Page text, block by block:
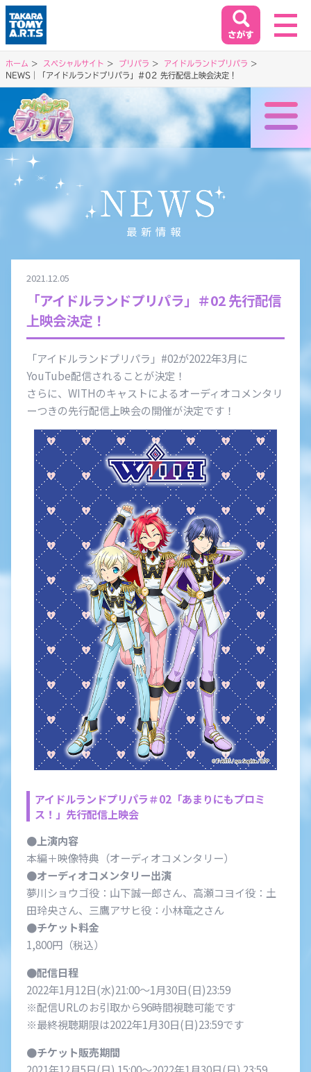
ホーム
HOME
商品情報
PRODUCT
イベント&キャンペーン
お客様相談室
SUPPORT
会社情報 採用情報
プレスリリース よくあるご質問
ビジネスのお客様
閉じる
閉じる
ホーム スペシャルサイト プリパラ
アイドルランドプリパラ
NEWS｜「アイドルランドプリパラ」＃02 先行配信上映会決定！
最新情報
2021.12.05
「アイドルランドプリパラ」＃02 先行配信
上映会決定！
「アイドルランドプリパラ」#02が2022年3月に
YouTube配信されることが決定！
さらに、WITHのキャストによるオーディオコメンタリ
ーつきの先行配信上映会の開催が決定です！
アイドルランドプリパラ＃02「あまりにもプロミ
ス！」先行配信上映会
●上演内容
本編＋映像特典（オーディオコメンタリー）
●オーディオコメンタリー出演
夢川ショウゴ役：山下誠一郎さん、高瀬コヨイ役：土
田玲央さん、三鷹アサヒ役：小林竜之さん
●チケット料金
1,800円（税込）
●配信日程
2022年1月12日(水)21:00～1月30日(日)23:59
※配信URLのお引取から96時間視聴可能です
※最終視聴期限は2022年1月30日(日)23:59です
●チケット販売期間